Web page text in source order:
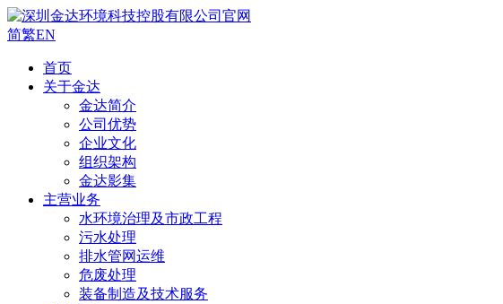
简繁EN
首页
关于金达
金达简介
公司优势
企业文化
组织架构
金达影集
主营业务
水环境治理及市政工程
污水处理
排水管网运维
危废处理
装备制造及技术服务